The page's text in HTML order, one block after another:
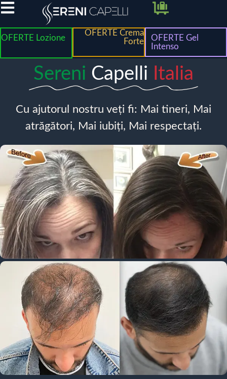
OFERTE Lozione
OFERTE Crema
Forte
OFERTE Gel
Intenso
Sereni Capelli Italia
Cu ajutorul nostru veți fi: Mai tineri, Mai
atrăgători, Mai iubiți, Mai respectați.